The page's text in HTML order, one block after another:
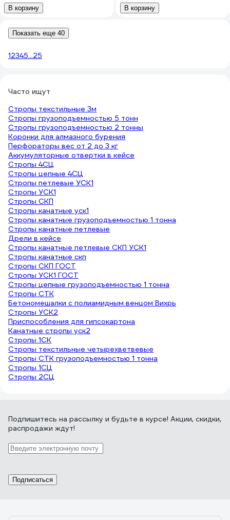
В корзину В корзину
Показать еще 40
12345...25
Часто ищут
Стропы текстильные 3м
Стропы грузоподъемностью 5 тонн
Стропы грузоподъемностью 2 тонны
Коронки для алмазного бурения
Перфораторы вес от 2 до 3 кг
Аккумуляторные отвертки в кейсе
Стропы 4СЦ
Стропы цепные 4СЦ
Стропы петлевые УСК1
Стропы УСК1
Стропы СКП
Стропы канатные уск1
Стропы канатные грузоподъемностью 1 тонна
Стропы канатные петлевые
Дрели в кейсе
Стропы канатные петлевые СКП УСК1
Стропы канатные скп
Стропы СКП ГОСТ
Стропы УСК1 ГОСТ
Стропы цепные грузоподъемностью 1 тонна
Стропы СТК
Бетономешалки с полиамидным венцом Вихрь
Стропы УСК2
Приспособления для гипсокартона
Канатные стропы уск2
Стропы 1СК
Стропы текстильные четырехветвевые
Стропы СТК грузоподъемностью 1 тонна
Стропы 1СЦ
Стропы 2СЦ
Подпишитесь на рассылку и будьте в курсе! Акции, скидки,
распродажи ждут!
Подписаться